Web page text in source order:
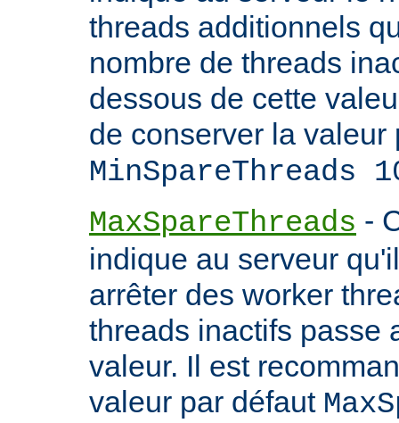
threads additionnels
nombre de threads
dessous de cette
de conserver la valeur
MinSpareThreads
MaxSpareThreads -
indique au serveur
arrêter des worker
threads inactifs passe
valeur. Il est
valeur par défaut